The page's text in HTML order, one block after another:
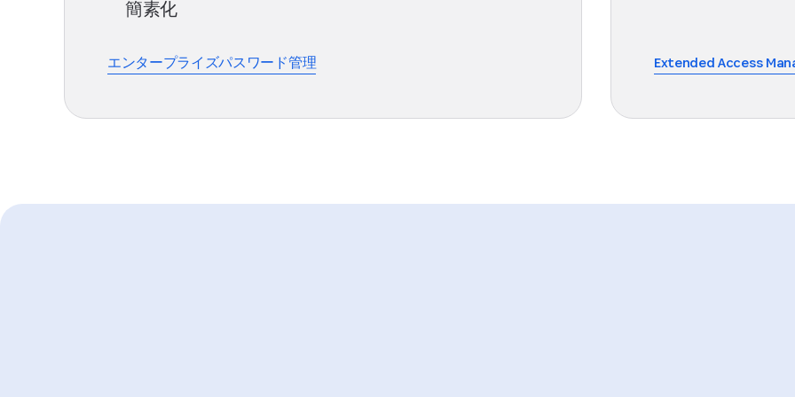
簡素化
エンタープライズパスワード管理 Extended Access